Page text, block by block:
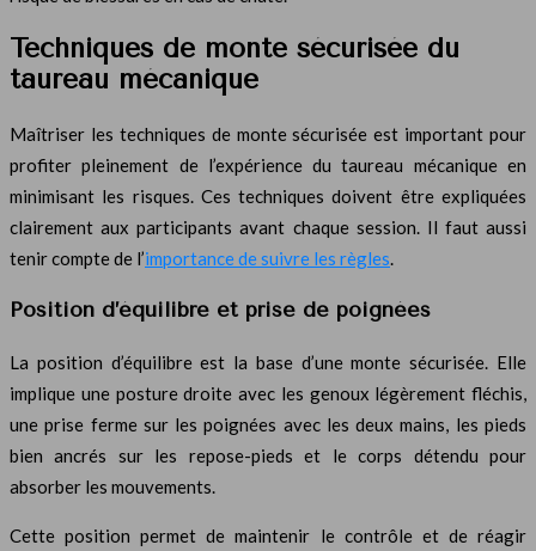
Techniques de monte sécurisée du
taureau mécanique
Maîtriser les techniques de monte sécurisée est important pour
profiter pleinement de l’expérience du taureau mécanique en
minimisant les risques. Ces techniques doivent être expliquées
clairement aux participants avant chaque session. Il faut aussi
tenir compte de l’importance de suivre les règles.
Position d’équilibre et prise de poignées
La position d’équilibre est la base d’une monte sécurisée. Elle
implique une posture droite avec les genoux légèrement fléchis,
une prise ferme sur les poignées avec les deux mains, les pieds
bien ancrés sur les repose-pieds et le corps détendu pour
absorber les mouvements.
Cette position permet de maintenir le contrôle et de réagir